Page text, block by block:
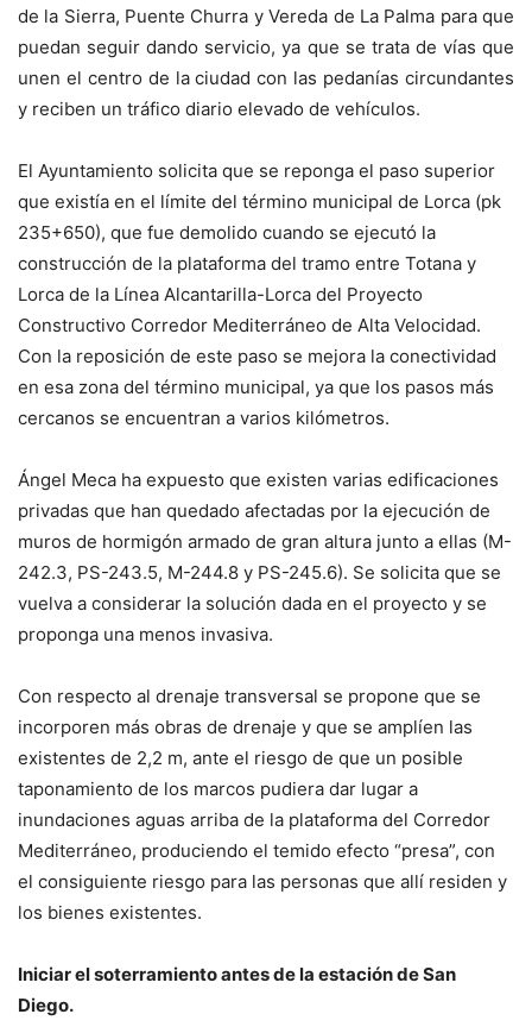
de la Sierra, Puente Churra y Vereda de La Palma para que
puedan seguir dando servicio, ya que se trata de vías que
unen el centro de la ciudad con las pedanías circundantes
y reciben un tráfico diario elevado de vehículos.
El Ayuntamiento solicita que se reponga el paso superior
que existía en el límite del término municipal de Lorca (pk
235+650), que fue demolido cuando se ejecutó la
construcción de la plataforma del tramo entre Totana y
Lorca de la Línea Alcantarilla-Lorca del Proyecto
Constructivo Corredor Mediterráneo de Alta Velocidad.
Con la reposición de este paso se mejora la conectividad
en esa zona del término municipal, ya que los pasos más
cercanos se encuentran a varios kilómetros.
Ángel Meca ha expuesto que existen varias edificaciones
privadas que han quedado afectadas por la ejecución de
muros de hormigón armado de gran altura junto a ellas (M-
242.3, PS-243.5, M-244.8 y PS-245.6). Se solicita que se
vuelva a considerar la solución dada en el proyecto y se
proponga una menos invasiva.
Con respecto al drenaje transversal se propone que se
incorporen más obras de drenaje y que se amplíen las
existentes de 2,2 m, ante el riesgo de que un posible
taponamiento de los marcos pudiera dar lugar a
inundaciones aguas arriba de la plataforma del Corredor
Mediterráneo, produciendo el temido efecto “presa”, con
el consiguiente riesgo para las personas que allí residen y
los bienes existentes.
Iniciar el soterramiento antes de la estación de San
Diego.